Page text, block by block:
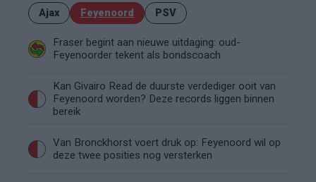
Ajax Feyenoord PSV
Fraser begint aan nieuwe uitdaging: oud-
Feyenoorder tekent als bondscoach
Kan Givairo Read de duurste verdediger ooit van
Feyenoord worden? Deze records liggen binnen
bereik
Van Bronckhorst voert druk op: Feyenoord wil op
deze twee posities nog versterken